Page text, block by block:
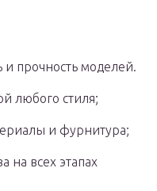
и прочность моделей.
любого стиля;
и фурнитура;
на всех этапах